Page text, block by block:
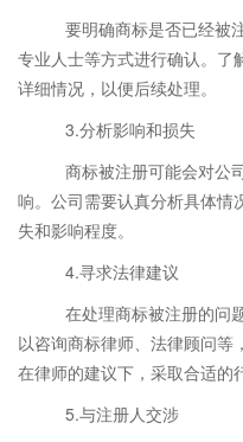
要明确商标是否已经被注
专业人士等方式进行确认。了
详细情况，以便后续处理。
3.分析影响和损失
商标被注册可能会对公
响。公司需要认真分析具体情
失和影响程度。
4.寻求法律建议
在处理商标被注册的问
以咨询商标律师、法律顾问等
在律师的建议下，采取合适的
5.与注册人交涉